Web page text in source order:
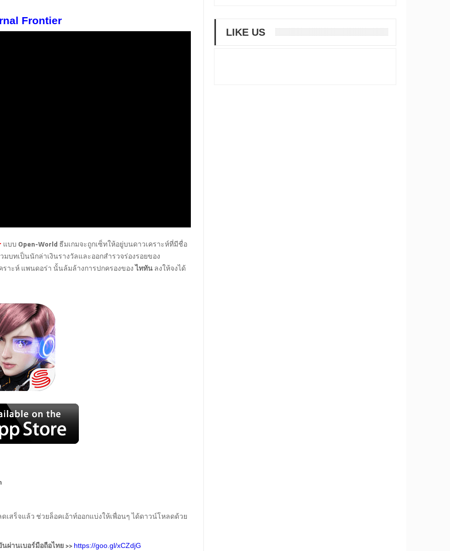
Frontier
แบบ Open-World ธีมเกมจะถูกเซ็ทให้อยู่บนดาวเคราะห์ที่มีชื่อ
บทเป็นนักล่าเงินรางวัลและออกสำรวจร่องรอยของ
าะห์ แพนดอร่า นั้นล้มล้างการปกครองของไททันลงให้จงได้
สร็จแล้ว ช่วยล็อคเอ้าท์ออกแบ่งให้เพื่อนๆ ได้ดาวน์โหลดด้วย
ผ่านเบอร์มือถือไทย >> https://goo.gl/xCZdjG
LIKE US